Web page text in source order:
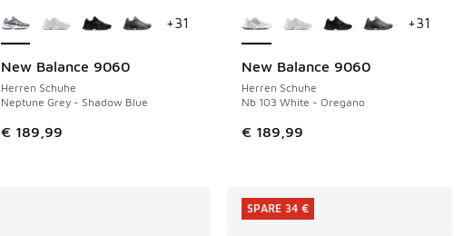
New Balance 9060
Herren Schuhe
Neptune Grey - Shadow Blue
€ 189,99
+31
New Balance 9060
Herren Schuhe
Nb 103 White - Oregano
€ 189,99
+31
SPARE 34 €